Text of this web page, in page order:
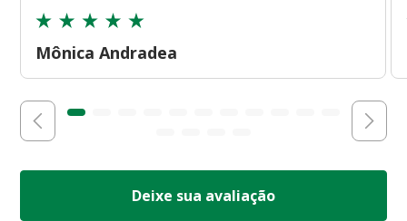
Mônica Andradea
Deixe sua avaliação